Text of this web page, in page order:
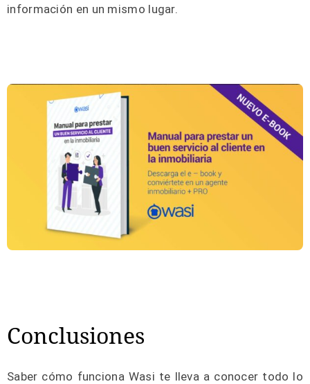
información en un mismo lugar.
Conclusiones
Saber cómo funciona Wasi te lleva a conocer todo lo